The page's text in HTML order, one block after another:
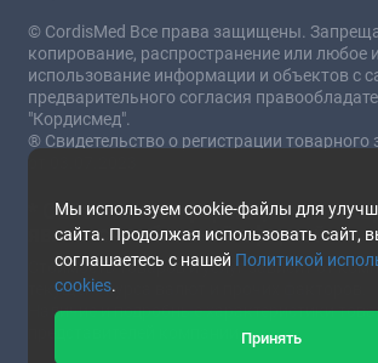
Мы используем cookie-файлы для
сайта. Продолжая использовать сайт,
соглашаетесь с нашей Политикой
cookies.
Принять
© CordisMed Все права защищены.
копирование, распространение или любое
использование информации и объектов с
предварительного согласия
"Кордисмед".
® Свидетельство о регистрации
от 03.07.2023
* Сайт носит информационный
является публичной офертой.
Стоимость товаров и услуг зависит от
текущего курса валют и прочих факторов.
Наличие и подробные характеристики
представителей компании.